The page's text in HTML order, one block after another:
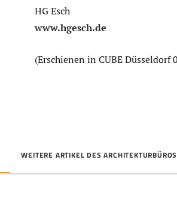
HG Esch
www.hgesch.de
(Erschienen in CUBE Düsseldorf
WEITERE ARTIKEL DES ARCHITEKTURBÜROS